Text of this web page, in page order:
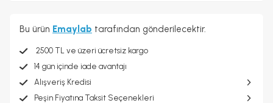
Bu ürün Emaylab tarafından gönderilecektir.
2500 TL ve üzeri ücretsiz kargo
14 gün içinde iade avantajı
Alışveriş Kredisi
Peşin Fiyatına Taksit Seçenekleri